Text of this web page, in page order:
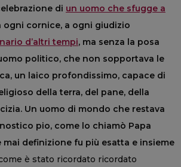
di un uomo che sfugge a
ogni cornice, a ogni giudizio
d’altri tempi, ma senza la posa
politico, che non sopportava le
un laico profondissimo, capace di
della terra, del pane, della
Un uomo di mondo che restava
pio, come lo chiamò Papa
mai definizione fu più esatta e insieme
è stato ricordato ricordato